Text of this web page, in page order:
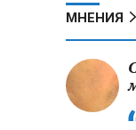
МНЕНИЯ